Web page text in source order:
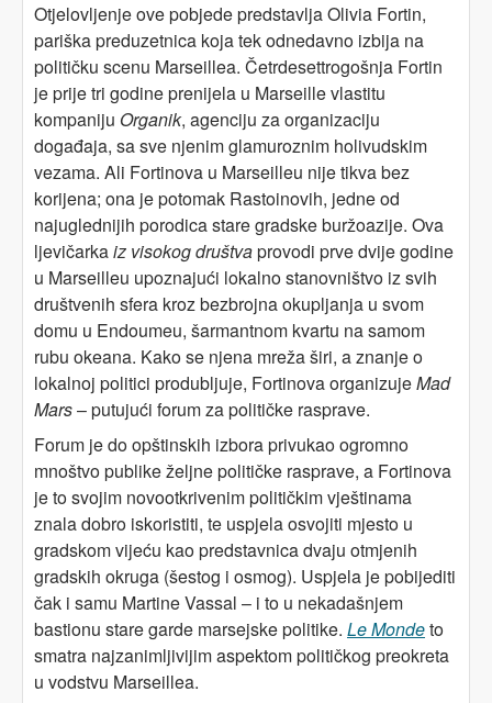
Otjelovljenje ove pobjede predstavlja Olivia Fortin,
pariška preduzetnica koja tek odnedavno izbija na
političku scenu Marseillea. Četrdesettrogošnja Fortin
je prije tri godine prenijela u Marseille vlastitu
kompaniju Organik, agenciju za organizaciju
događaja, sa sve njenim glamuroznim holivudskim
vezama. Ali Fortinova u Marseilleu nije tikva bez
korijena; ona je potomak Rastoinovih, jedne od
najuglednijih porodica stare gradske buržoazije. Ova
ljevičarkaiz visokog društvaprovodi prve dvije godine
u Marseilleu upoznajući lokalno stanovništvo iz svih
društvenih sfera kroz bezbrojna okupljanja u svom
domu u Endoumeu, šarmantnom kvartu na samom
rubu okeana. Kako se njena mreža širi, a znanje o
lokalnoj politici produbljuje, Fortinova organizujeMad
Mars– putujući forum za političke rasprave.
Forum je do opštinskih izbora privukao ogromno
mnoštvo publike željne političke rasprave, a Fortinova
je to svojim novootkrivenim političkim vještinama
znala dobro iskoristiti, te uspjela osvojiti mjesto u
gradskom vijeću kao predstavnica dvaju otmjenih
gradskih okruga (šestog i osmog). Uspjela je pobijediti
čak i samu Martine Vassal – i to u nekadašnjem
bastionu stare garde marsejske politike. Le Mondeto
smatra najzanimljivijim aspektom političkog preokreta
u vodstvu Marseillea.